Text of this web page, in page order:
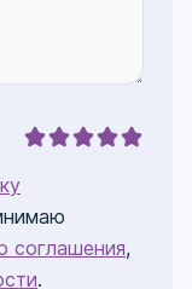
соглашения,
.